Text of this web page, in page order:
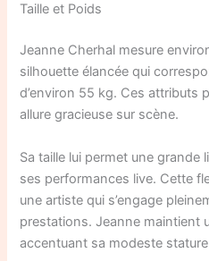
Taille et Poids
Jeanne Cherhal mesure
silhouette élancée qui
d’environ 55 kg. Ces attributs
allure gracieuse sur scène.
Sa taille lui permet une
ses performances live. Cette
une artiste qui s’engage
prestations. Jeanne maintient
accentuant sa modeste